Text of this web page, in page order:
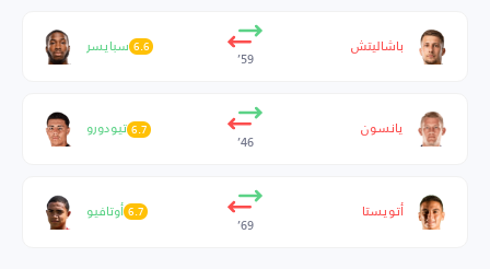
باشاليتش
59’
سبايسر 6.6
يانسون
46’
تيودورو6.7
أتويستا
69’
أوتافيو6.7